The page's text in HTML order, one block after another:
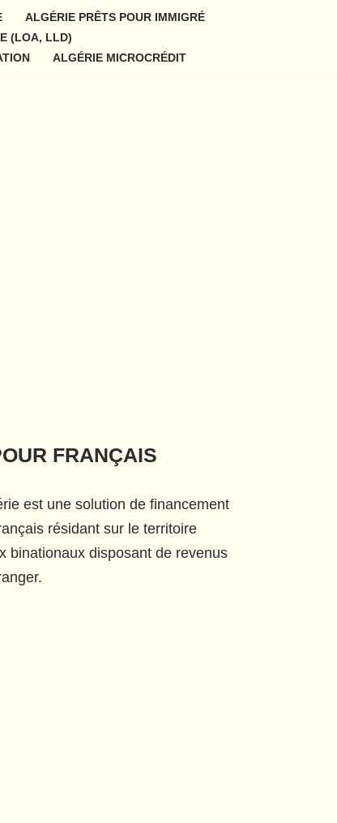
ALGÉRIE PRÊTS POUR IMMIGRÉ
(LOA, LLD)
ALGÉRIE MICROCRÉDIT
FRANÇAIS
est une solution de financement
résidant sur le territoire
binationaux disposant de revenus